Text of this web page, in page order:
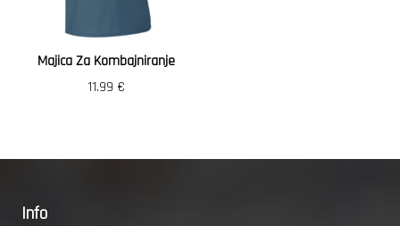
Majica Za Kombajniranje
11.99 €
Info